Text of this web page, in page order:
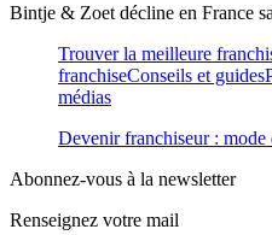
Bintje & Zoet décline en France
Trouver la meilleure
franchiseConseils et guides
médias
Devenir franchiseur : mode
Abonnez-vous à la newsletter
Renseignez votre mail